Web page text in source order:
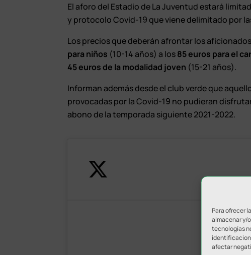
Para ofrecer
almacenar y/
tecnologías
afectar
El aforo del Estadio de La Juventud estará
y protocolo Covid-19 que viene delimitado por
Los precios que deberán afrontar los
para niños (10-14 años) a los85 euros para el
45 euros de la modalidad joven (15-21 años).
Informan además desde el club verde que
provocadas por la Covid-19 no pudieran
abono de la temporada siguiente 2021-2022.